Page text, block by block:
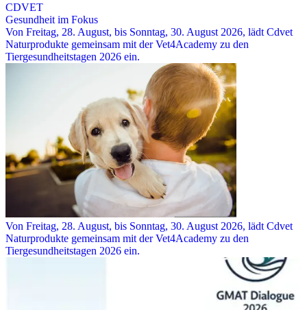
CDVET
Gesundheit im Fokus
Von Freitag, 28. August, bis Sonntag, 30. August 2026, lädt Cdvet
Naturprodukte gemeinsam mit der Vet4Academy zu den
Tiergesundheitstagen 2026 ein.
Von Freitag, 28. August, bis Sonntag, 30. August 2026, lädt Cdvet
Naturprodukte gemeinsam mit der Vet4Academy zu den
Tiergesundheitstagen 2026 ein.